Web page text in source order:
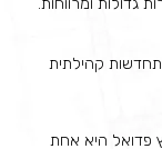
גדולות ומרווחות.
קהילתית
פדואל היא אחת